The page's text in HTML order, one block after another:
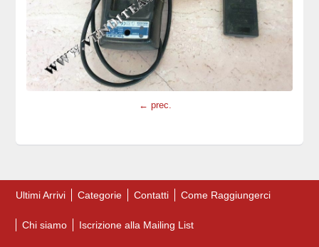
← prec.
Ultimi Arrivi Categorie Contatti Come Raggiungerci
Chi siamo Iscrizione alla Mailing List